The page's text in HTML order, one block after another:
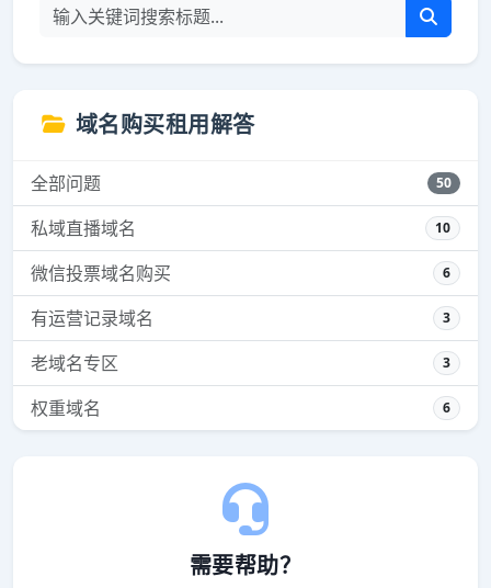
域名购买租用解答
全部问题 50
私域直播域名 10
微信投票域名购买 6
有运营记录域名 3
老域名专区 3
权重域名 6
需要帮助？